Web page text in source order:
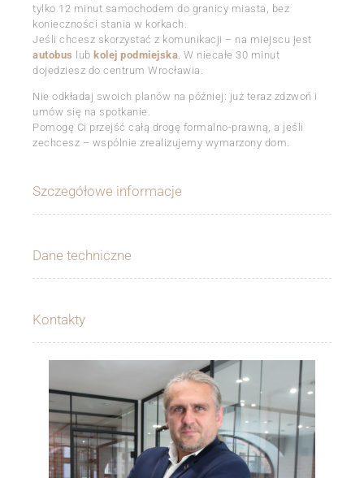
tylko 12 minut samochodem do granicy miasta, bez
konieczności stania w korkach.
Jeśli chcesz skorzystać z komunikacji – na miejscu jest
autobus lub kolej podmiejska . W niecałe 30 minut
dojedziesz do centrum Wrocławia.
Nie odkładaj swoich planów na później: już teraz zdzwoń i
umów się na spotkanie.
Pomogę Ci przejść całą drogę formalno-prawną, a jeśli
zechcesz – wspólnie zrealizujemy wymarzony dom.
Szczegółowe informacje
Dane techniczne
Kontakty